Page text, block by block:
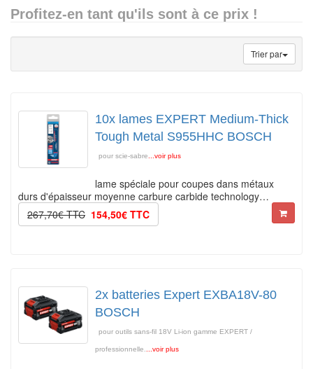
Profitez-en tant qu'ils sont à ce prix !
Trier par
10x lames EXPERT Medium-Thick
Tough Metal S955HHC BOSCH
pour scie-sabre...voir plus
lame spéciale pour coupes dans métaux
durs d'épaisseur moyenne carbure carbide technology…
267,70€ TTC 154,50€ TTC
2x batteries Expert EXBA18V-80
BOSCH
pour outils sans-fil 18V Li-ion gamme EXPERT /
professionnelle....voir plus